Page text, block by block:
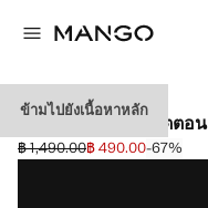
ข้ามไปยังเนื้อหาหลัก
เสื้อยืดถักบางผ้าคอตตอน
ลดราคาเริ่มต้น [฿ 1,490.00 ]
฿ 1,490.00
ราคาปัจจุบัน [฿ 490.00 ]
฿ 490.00-67%
เลือกสี